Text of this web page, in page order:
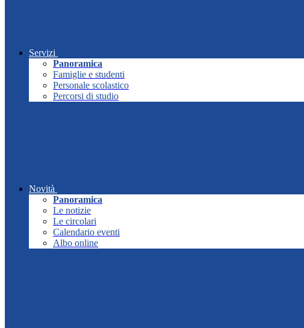
Servizi
Panoramica
Famiglie e studenti
Personale scolastico
Percorsi di studio
Novità
Panoramica
Le notizie
Le circolari
Calendario eventi
Albo online